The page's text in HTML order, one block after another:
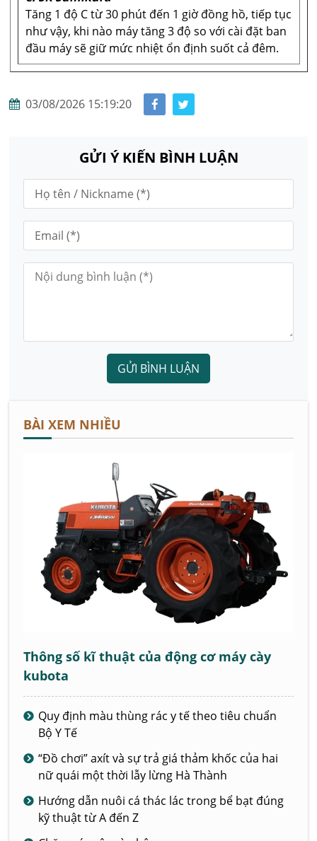
Tăng 1 độ C từ 30 phút đến 1 giờ đồng hồ, tiếp tục
như vậy, khi nào máy tăng 3 độ so với cài đặt ban
đầu máy sẽ giữ mức nhiệt ổn định suốt cả đêm.
03/08/2026 15:19:20
GỬI Ý KIẾN BÌNH LUẬN
GỬI BÌNH LUẬN
BÀI XEM NHIỀU
Thông số kĩ thuật của động cơ máy cày
kubota
Quy định màu thùng rác y tế theo tiêu chuẩn
Bộ Y Tế
“Đồ chơi” axít và sự trả giá thảm khốc của hai
nữ quái một thời lẫy lừng Hà Thành
Hướng dẫn nuôi cá thác lác trong bể bạt đúng
kỹ thuật từ A đến Z